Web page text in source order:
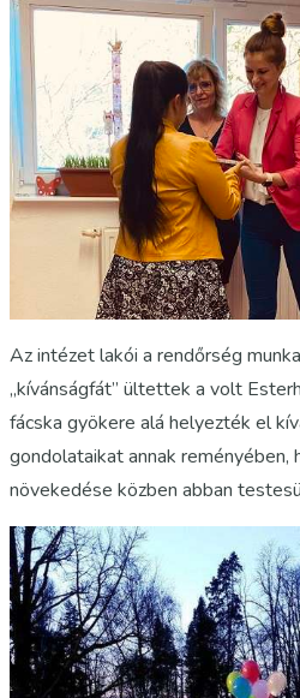
Az intézet lakói a rendőrség
„kívánságfát” ültettek a volt
fácska gyökere alá helyezték el
gondolataikat annak reményében,
növekedése közben abban